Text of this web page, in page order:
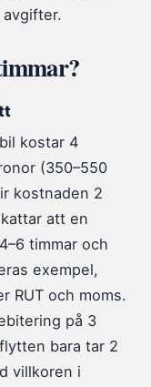
kostar 4
(350–550
kostnaden 2
att en
timmar och
exempel,
RUT och moms.
på 3
bara tar 2
villkoren i